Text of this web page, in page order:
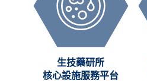
生技藥研所
核心設施服務平台